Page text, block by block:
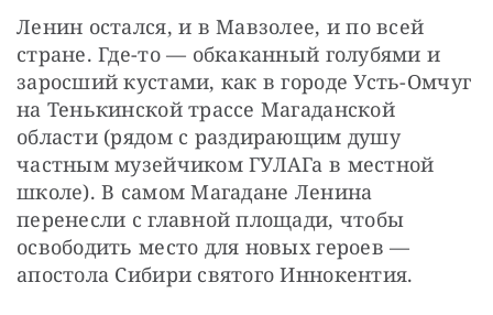
Ленин остался, и в Мавзолее, и по всей
стране. Где-то — обкаканный голубями и
заросший кустами, как в городе Усть-Омчуг
на Тенькинской трассе Магаданской
области (рядом с раздирающим душу
частным музейчиком ГУЛАГа в местной
школе). В самом Магадане Ленина
перенесли с главной площади, чтобы
освободить место для новых героев —
апостола Сибири святого Иннокентия.